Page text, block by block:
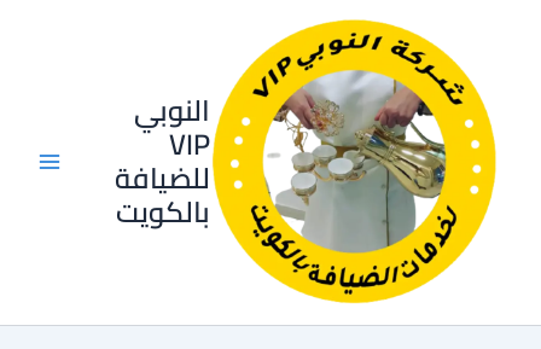
النوبي
VIP
للضيافة
بالكويت